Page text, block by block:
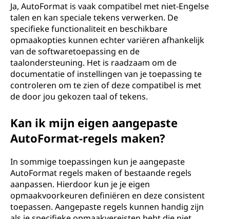
Ja, AutoFormat is vaak compatibel met niet-Engelse
talen en kan speciale tekens verwerken. De
specifieke functionaliteit en beschikbare
opmaakopties kunnen echter variëren afhankelijk
van de softwaretoepassing en de
taalondersteuning. Het is raadzaam om de
documentatie of instellingen van je toepassing te
controleren om te zien of deze compatibel is met
de door jou gekozen taal of tekens.
Kan ik mijn eigen aangepaste
AutoFormat-regels maken?
In sommige toepassingen kun je aangepaste
AutoFormat regels maken of bestaande regels
aanpassen. Hierdoor kun je je eigen
opmaakvoorkeuren definiëren en deze consistent
toepassen. Aangepaste regels kunnen handig zijn